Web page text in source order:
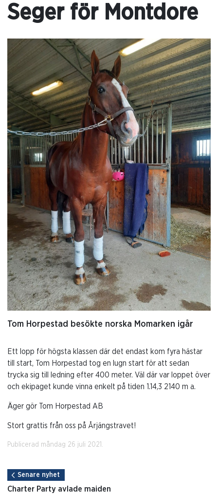
Seger för Montdore
Tom Horpestad besökte norska Momarken igår
Ett lopp för högsta klassen där det endast kom fyra hästar
till start, Tom Horpestad tog en lugn start för att sedan
trycka sig till ledning efter 400 meter. Väl där var loppet över
och ekipaget kunde vinna enkelt på tiden 1.14,3 2140 m a.
Äger gör Tom Horpestad AB
Stort grattis från oss på Årjängstravet!
Publicerad måndag 26 juli 2021.
Senare nyhet
Charter Party avlade maiden